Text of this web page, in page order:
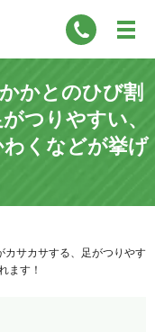
かとのひび割
つりやすい、
くなどが挙げ
サカサする、足がつりやす
ます！